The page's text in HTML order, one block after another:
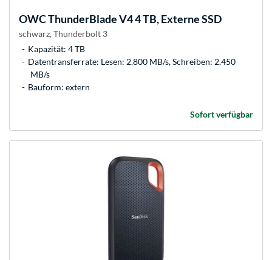
OWCThunderBlade V4 4 TB, Externe SSD
schwarz, Thunderbolt 3
Kapazität: 4 TB
Datentransferrate: Lesen: 2.800 MB/s, Schreiben: 2.450
MB/s
Bauform: extern
Sofort verfügbar